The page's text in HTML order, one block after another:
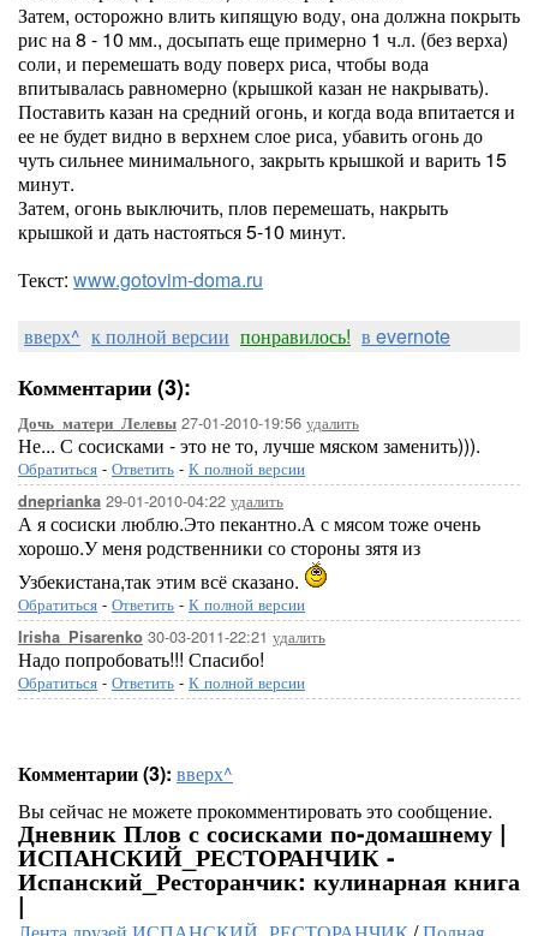
Затем, осторожно влить кипящую воду, она должна покрыть
рис на 8 - 10 мм., досыпать еще примерно 1 ч.л. (без верха)
соли, и перемешать воду поверх риса, чтобы вода
впитывалась равномерно (крышкой казан не накрывать).
Поставить казан на средний огонь, и когда вода впитается и
ее не будет видно в верхнем слое риса, убавить огонь до
чуть сильнее минимального, закрыть крышкой и варить 15
минут.
Затем, огонь выключить, плов перемешать, накрыть
крышкой и дать настояться 5-10 минут.
Текст: www.gotovim-doma.ru
вверх^ к полной версии понравилось! в evernote
Комментарии (3):
Дочь_матери_Лелевы 27-01-2010-19:56 удалить
Не... С сосисками - это не то, лучше мяском заменить))).
Обратиться - Ответить - К полной версии
dneprianka 29-01-2010-04:22 удалить
А я сосиски люблю.Это пекантно.А с мясом тоже очень
хорошо.У меня родственники со стороны зятя из
Узбекистана,так этим всё сказано.
Обратиться - Ответить - К полной версии
Irisha_Pisarenko 30-03-2011-22:21 удалить
Надо попробовать!!! Спасибо!
Обратиться - Ответить - К полной версии
Комментарии (3): вверх^
Вы сейчас не можете прокомментировать это сообщение.
Дневник Плов с сосисками по-домашнему |
ИСПАНСКИЙ_РЕСТОРАНЧИК -
Испанский_Ресторанчик: кулинарная книга
|